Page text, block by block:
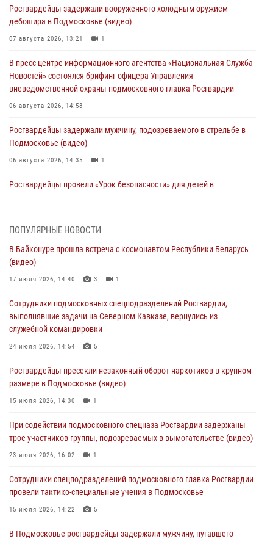
Росгвардейцы задержали вооруженного холодным оружием
дебошира в Подмосковье (видео)
07 августа 2026, 13:21 1
В пресс-центре информационного агентства «Национальная Служба
Новостей» состоялся брифинг офицера Управления
вневедомственной охраны подмосковного главка Росгвардии
06 августа 2026, 14:58
Росгвардейцы задержали мужчину, подозреваемого в стрельбе в
Подмосковье (видео)
06 августа 2026, 14:35 1
Росгвардейцы провели «Урок безопасности» для детей в
подозреваемые в организации незаконной миграции и
изготовлении поддельных документов (видео)
05 августа 2026, 15:48
Сотрудники спецподразделения подмосковного главка Росгвардии
отработали навыки огневой подготовки на комплексных учениях
04 августа 2026, 12:21
сигналам «Тревога» с охраняемых объектов в Подмосковье
04 августа 2026, 12:15
(видео)
03 августа 2026, 15:32
ПОПУЛЯРНЫЕ НОВОСТИ
В Байконуре прошла встреча с космонавтом Республики Беларусь
(видео)
17 июля 2026, 14:40 3 1
Сотрудники подмосковных спецподразделений Росгвардии,
выполнявшие задачи на Северном Кавказе, вернулись из
служебной командировки
24 июля 2026, 14:54 5
Росгвардейцы пресекли незаконный оборот наркотиков в крупном
размере в Подмосковье (видео)
15 июля 2026, 14:30 1
При содействии подмосковного спецназа Росгвардии задержаны
трое участников группы, подозреваемых в вымогательстве (видео)
23 июля 2026, 16:02 1
Сотрудники спецподразделений подмосковного главка Росгвардии
провели тактико-специальные учения в Подмосковье
15 июля 2026, 14:22 5
В Подмосковье росгвардейцы задержали мужчину, пугавшего